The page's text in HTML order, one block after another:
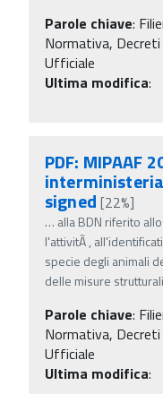
Parole chiave:
Normativa,
Ufficiale
Ultima modifica:
PDF: MIPAAF
signed [22%]
… alla BDN riferito
l'attivitÃ ,
specie degli animali
delle misure
Parole chiave:
Normativa,
Ufficiale
Ultima modifica: